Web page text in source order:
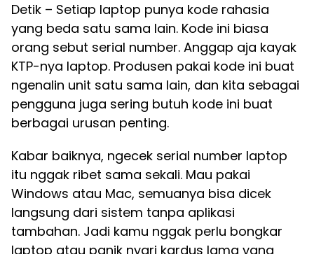
Detik – Setiap laptop punya kode rahasia
yang beda satu sama lain. Kode ini biasa
orang sebut serial number. Anggap aja kayak
KTP-nya laptop. Produsen pakai kode ini buat
ngenalin unit satu sama lain, dan kita sebagai
pengguna juga sering butuh kode ini buat
berbagai urusan penting.
Kabar baiknya, ngecek serial number laptop
itu nggak ribet sama sekali. Mau pakai
Windows atau Mac, semuanya bisa dicek
langsung dari sistem tanpa aplikasi
tambahan. Jadi kamu nggak perlu bongkar
laptop atau panik nyari kardus lama yang